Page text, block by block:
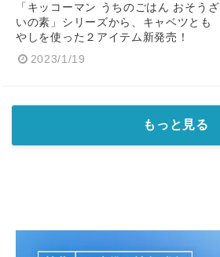
「キッコーマン うちのごはん おそうざ
いの素」シリーズから、キャベツとも
やしを使った２アイテム新発売！
2023/1/19
もっと見る